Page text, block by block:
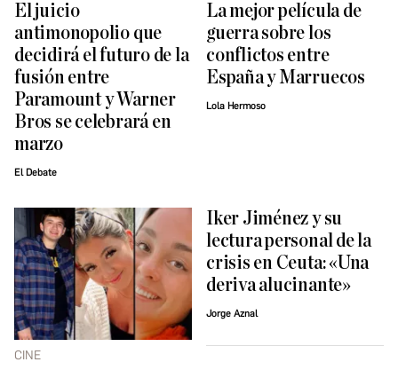
El juicio
antimonopolio que
decidirá el futuro de la
fusión entre
Paramount y Warner
Bros se celebrará en
marzo
El Debate
La mejor película de
guerra sobre los
conflictos entre
España y Marruecos
Lola Hermoso
CINE
Iker Jiménez y su
lectura personal de la
crisis en Ceuta: «Una
deriva alucinante»
Jorge Aznal